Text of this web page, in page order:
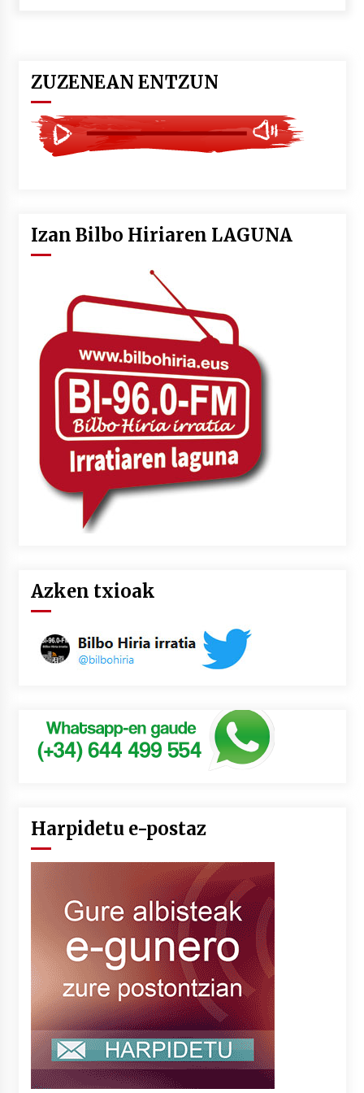
Larunbatean Plentziako Itsas Martxa ospatuko
da
2026/07/07
2026/07/07
Uribitarte40 aretoan
2026/07/03
SOINUGELA: Paul McCartney eta Ringo Starr-en
lan berriak
2026/07/03
MUSIBLA #297: Bide, Boards Of Canada, Somak,
Tiga, Twisted Teens, Underscores, Habia
2026/07/02
ZUZENEAN ENTZUN
Izan Bilbo Hiriaren LAGUNA
Azken txioak
Harpidetu e-postaz